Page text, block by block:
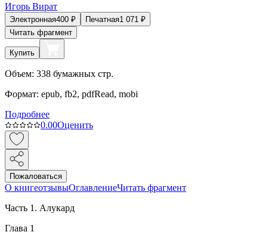
Игорь Вират
Электронная400 ₽ Печатная1 071 ₽
Читать фрагмент
Купить
Объем: 338 бумажных стр.
Формат: epub, fb2, pdfRead, mobi
Подробнее
0.00Оценить
Пожаловаться
О книгеотзывыОглавлениеЧитать фрагмент
Часть 1. Алукард
Глава 1